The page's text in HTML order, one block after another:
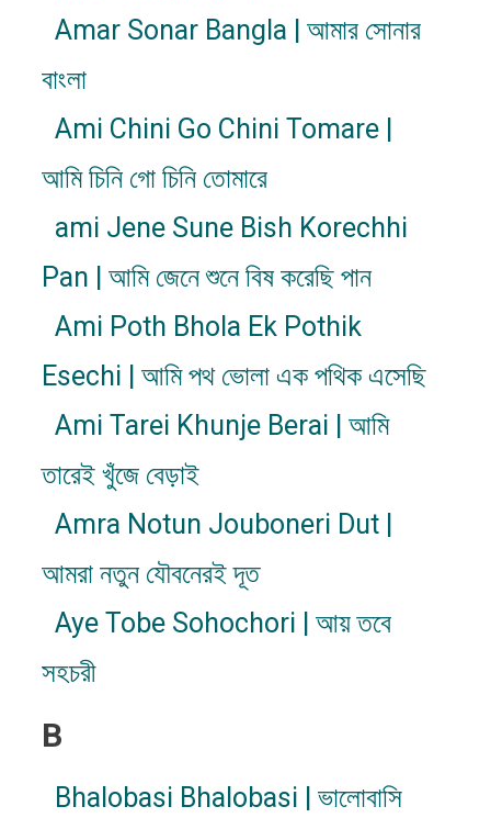
Amar Sonar Bangla | আমার সোনার
বাংলা
Ami Chini Go Chini Tomare |
আমি চিনি গো চিনি তোমারে
ami Jene Sune Bish Korechhi
Pan | আমি জেনে শুনে বিষ করেছি পান
Ami Poth Bhola Ek Pothik
Esechi | আমি পথ ভোলা এক পথিক এসেছি
Ami Tarei Khunje Berai | আমি
তারেই খুঁজে বেড়াই
Amra Notun Jouboneri Dut |
আমরা নতুন যৌবনেরই দূত
Aye Tobe Sohochori | আয় তবে
সহচরী
B
Bhalobasi Bhalobasi | ভালোবাসি